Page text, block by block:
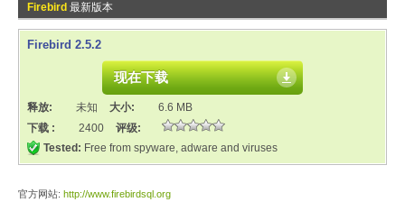
Firebird 最新版本
Firebird 2.5.2
现在下载
释放: 未知 大小:
6.6 MB
下载 :
2400
评级:
Tested: Free from spyware, adware and viruses
官方网站: http://www.firebirdsql.org